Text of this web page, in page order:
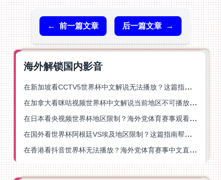
← 前一篇文章 后一篇文章 →
海外解锁国内影音
在新加坡看CCTV5世界杯中文解说无法播放？这篇指南帮你解锁海外体育直播自由
在加拿大看咪咕视频世界杯中文解说当前地区不可播放？这篇指南帮你一键解决
在日本看央视频世界杯地区限制？海外党体育赛事观看终极指南
在国外看世界杯阿根廷VS埃及地区限制？这篇指南帮你搞定中文直播+解说
在香港看抖音世界杯无法播放？海外党体育赛事中文直播终极指南